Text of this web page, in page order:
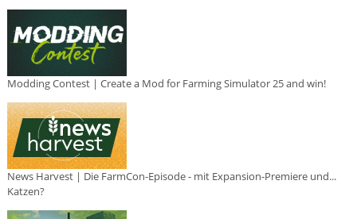
Modding Contest | Create a Mod for Farming Simulator 25 and win!
News Harvest | Die FarmCon-Episode - mit Expansion-Premiere und...
Katzen?